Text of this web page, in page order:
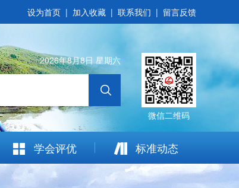
设为首页 | 加入收藏 | 联系我们 | 留言反馈
微信二维码
2026年8月8日 星期六
学会评优 标准动态